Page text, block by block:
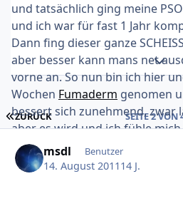
und tatsächlich ging meine
und ich war für fast 1 Jahr
Dann fing dieser ganze
aber besser kann mans net
vorne an. So nun bin ich hier
Wochen Fumaderm genomen
bessert sich zunehmend, zwar
aber es wird und ich fühle mich
Also schonmal von meiner
Fumaderm hat kann mir diese
ERSTE SEITE
ZURÜCK SEITE 2 VON
msdl Benutzer
14. August 2011 14 J.